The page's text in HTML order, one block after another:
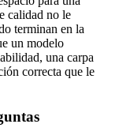
calidad no le
terminan en la
un modelo
una carpa
correcta que le